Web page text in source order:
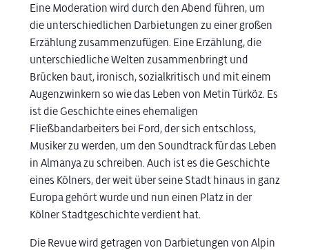
Eine Moderation wird durch den Abend führen, um
die unterschiedlichen Darbietungen zu einer großen
Erzählung zusammenzufügen. Eine Erzählung, die
unterschiedliche Welten zusammenbringt und
Brücken baut, ironisch, sozialkritisch und mit einem
Augenzwinkern so wie das Leben von Metin Türköz. Es
ist die Geschichte eines ehemaligen
Fließbandarbeiters bei Ford, der sich entschloss,
Musiker zu werden, um den Soundtrack für das Leben
in Almanya zu schreiben. Auch ist es die Geschichte
eines Kölners, der weit über seine Stadt hinaus in ganz
Europa gehört wurde und nun einen Platz in der
Kölner Stadtgeschichte verdient hat.
Die Revue wird getragen von Darbietungen von Alpin